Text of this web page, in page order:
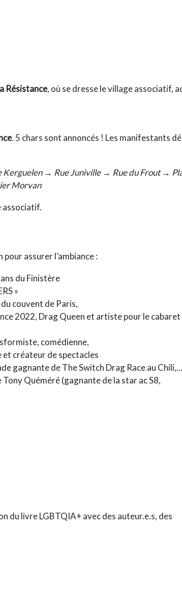
Résistance, où se dresse le village associatif,
. 5 chars sont annoncés ! Les manifestants
→ Rue Juniville → Rue du Frout →
Morvan
associatif.
assurer l’ambiance :
du Finistère
»
du couvent de Paris,
2022, Drag Queen et artiste pour le cabaret
comédienne,
créateur de spectacles
gagnante de The Switch Drag Race au Chili,…
Quéméré (gagnante de la star ac S8,
du livre LGBTQIA+ avec des auteur.e.s, des